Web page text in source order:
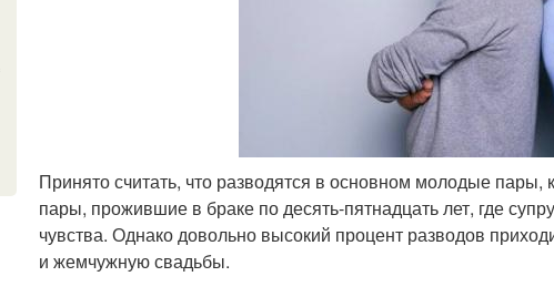
Принято считать, что разводятся в основном молодые
пары, прожившие в браке по десять-пятнадцать лет, где
чувства. Однако довольно высокий процент разводов
и жемчужную свадьбы.